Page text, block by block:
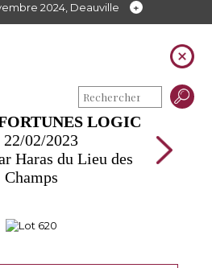
2024, Deauville
LOGIC
22/02/2023
Haras du Lieu des
Champs